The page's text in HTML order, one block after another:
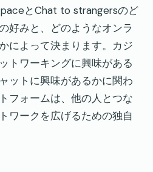
とChat to strangersのど
好みと、どのようなオンラ
によって決まります。カジ
トワーキングに興味がある
ットに興味があるかに関わ
フォームは、他の人とつな
ワークを広げるための独自